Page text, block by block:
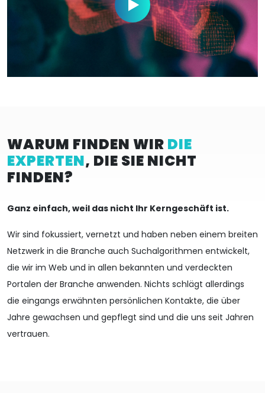
WARUM FINDEN WIR DIE
EXPERTEN, DIE SIE NICHT
FINDEN?
Ganz einfach, weil das nicht Ihr Kerngeschäft ist.
Wir sind fokussiert, vernetzt und haben neben einem breiten
Netzwerk in die Branche auch Suchalgorithmen entwickelt,
die wir im Web und in allen bekannten und verdeckten
Portalen der Branche anwenden. Nichts schlägt allerdings
die eingangs erwähnten persönlichen Kontakte, die über
Jahre gewachsen und gepflegt sind und die uns seit Jahren
vertrauen.